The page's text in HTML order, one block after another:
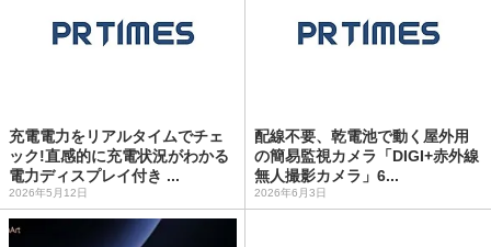
充電電力をリアルタイムでチェ
ック!直感的に充電状況がわかる
電力ディスプレイ付き ...
2026年5月12日
配線不要、乾電池で動く屋外用
の簡易監視カメラ「DIGI+赤外線
無人撮影カメラ」6...
2026年6月3日